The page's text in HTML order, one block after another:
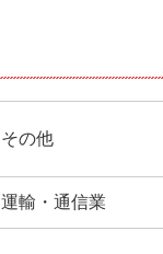
その他
運輸・通信業